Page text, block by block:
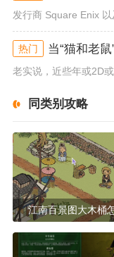
热门 当“猫和老
同类别攻略
江南百景图大木桶